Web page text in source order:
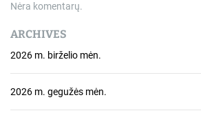
Nėra komentarų.
ARCHIVES
2026 m. birželio mėn.
2026 m. gegužės mėn.